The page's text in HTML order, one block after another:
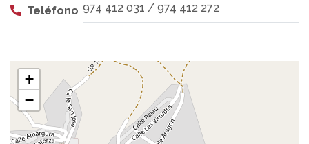
Teléfono 974 412 031 / 974 412 272
+
−